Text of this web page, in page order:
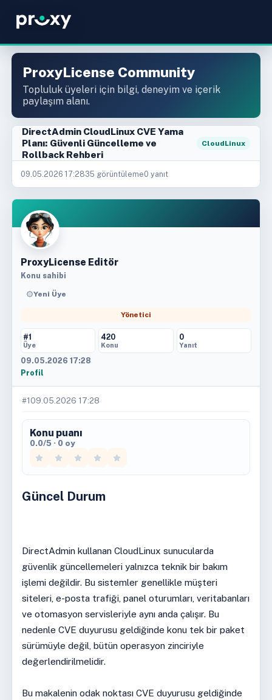
ProxyLicense Community
Topluluk üyeleri için bilgi, deneyim ve içerik
paylaşım alanı.
DirectAdmin CloudLinux CVE Yama
Planı: Güvenli Güncelleme ve
Rollback Rehberi
CloudLinux
09.05.2026 17:2835 görüntüleme0 yanıt
ProxyLicense Editör
Konu sahibi
Yeni Üye
Yönetici
#1
Üye
420
Konu
0
Yanıt
09.05.2026 17:28
Profil
#1 09.05.2026 17:28
Konu puanı
0.0/5 · 0 oy
Güncel Durum
DirectAdmin kullanan CloudLinux sunucularda
güvenlik güncellemeleri yalnızca teknik bir bakım
işlemi değildir. Bu sistemler genellikle müşteri
siteleri, e-posta trafiği, panel oturumları, veritabanları
ve otomasyon servisleriyle aynı anda çalışır. Bu
nedenle CVE duyurusu geldiğinde konu tek bir paket
sürümüyle değil, bütün operasyon zinciriyle
değerlendirilmelidir.
Bu makalenin odak noktası CVE duyurusu geldiğinde